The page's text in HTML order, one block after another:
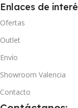
Enlaces de
Ofertas
Outlet
Envío
Showroom Valencia
Contacto